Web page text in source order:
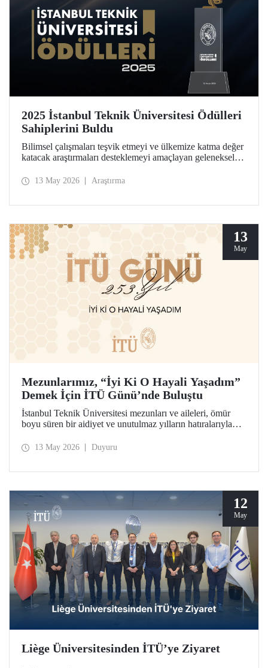
2025 İstanbul Teknik Üniversitesi Ödülleri
Sahiplerini Buldu
Bilimsel çalışmaları teşvik etmeyi ve ülkemize katma değer
katacak araştırmaları desteklemeyi amaçlayan geleneksel
isimler, Ayazağa Yerleşkemizdeki törende onurlandırıldı.
13 May 2026 Araştırma
13
May
Mezunlarımız, “İyi Ki O Hayali Yaşadım”
Demek İçin İTÜ Günü’nde Buluştu
İstanbul Teknik Üniversitesi mezunları ve aileleri, ömür
boyu süren bir aidiyet ve unutulmaz yılların hatıralarıyla
70 yıl ve ötesine uzanan kuşaklar, İTÜ’lü olabilme
13 May 2026 Duyuru
12
May
Liège Üniversitesinden İTÜ’ye Ziyaret